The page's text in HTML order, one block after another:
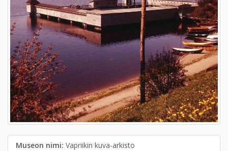
Museon nimi: Vapriikin kuva-arkisto